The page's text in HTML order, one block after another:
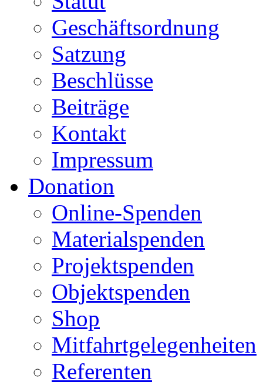
Geschäftsordnung
Satzung
Beschlüsse
Beiträge
Kontakt
Impressum
Donation
Online-Spenden
Materialspenden
Projektspenden
Objektspenden
Shop
Mitfahrtgelegenheiten
Referenten